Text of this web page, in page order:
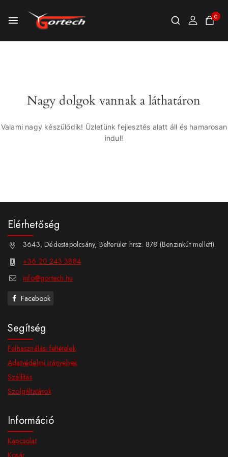
0
Nagy dolgok vannak a láthatáron
Valami nagy készülődik! Üzletünk fejlesztés alatt áll és hamarosan
indul!
Elérhetőség
3643, Dédestapolcsány, Belterület hrsz. 878 (Benzinkút mellett)
+36 20 243 3884
info@gortech.hu
Facebook
Segítség
Felhasználási feltételek
Adatvédelmi irányelvek
Szállítás
Szolgáltatások
Információ
Kapcsolat